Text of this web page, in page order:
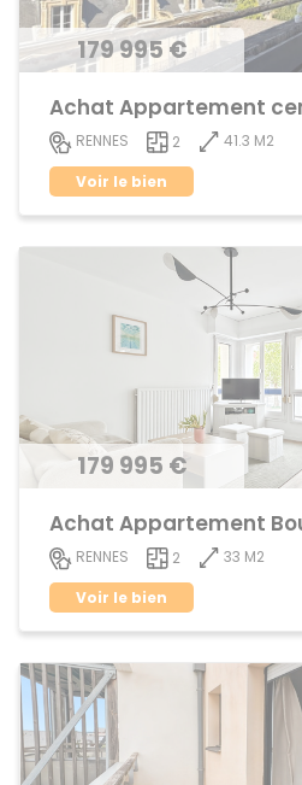
179 995 €
RENNES 2
41.3 M2
Voir le bien
179 995 €
RENNES 2
33 M2
Voir le bien